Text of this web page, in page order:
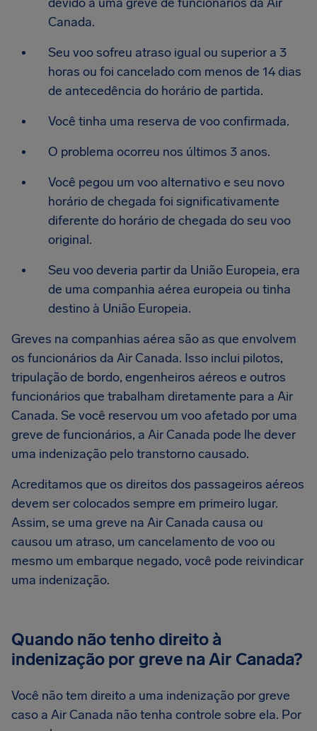
Canada.
Seu voo sofreu atraso igual ou superior a 3
horas ou foi cancelado com menos de 14 dias
de antecedência do horário de partida.
Você tinha uma reserva de voo confirmada.
O problema ocorreu nos últimos 3 anos.
Você pegou um voo alternativo e seu novo
horário de chegada foi significativamente
diferente do horário de chegada do seu voo
original.
Seu voo deveria partir da União Europeia, era
de uma companhia aérea europeia ou tinha
destino à União Europeia.
Greves na companhias aérea são as que envolvem
os funcionários da Air Canada. Isso inclui pilotos,
tripulação de bordo, engenheiros aéreos e outros
funcionários que trabalham diretamente para a Air
Canada. Se você reservou um voo afetado por uma
greve de funcionários, a Air Canada pode lhe dever
uma indenização pelo transtorno causado.
Acreditamos que os direitos dos passageiros aéreos
devem ser colocados sempre em primeiro lugar.
Assim, se uma greve na Air Canada causa ou
causou um atraso, um cancelamento de voo ou
mesmo um embarque negado, você pode reivindicar
uma indenização.
Quando não tenho direito à
indenização por greve na Air Canada?
Você não tem direito a uma indenização por greve
caso a Air Canada não tenha controle sobre ela. Por